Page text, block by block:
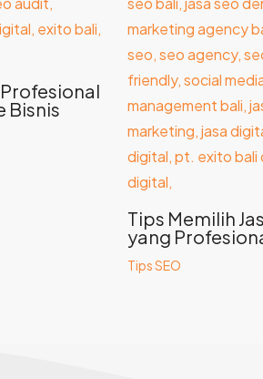
Profesional
Bisnis
Tips Memilih
yang
Tips SEO